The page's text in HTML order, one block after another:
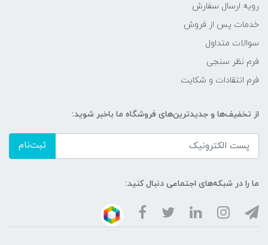
رویه ارسال سفارش
خدمات پس از فروش
سوالات متداول
فرم نظر سنجی
فرم انتقادات و شکایت
از تخفیف‌ها و جدیدترین‌های فروشگاه ما باخبر شوید:
ثبت‌نام
ما را در شبکه‌های اجتماعی دنبال کنید: